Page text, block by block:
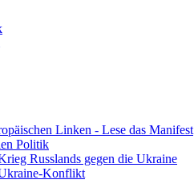
Linken - Lese das Manifest
Politik
Russlands gegen die Ukraine
Konflikt